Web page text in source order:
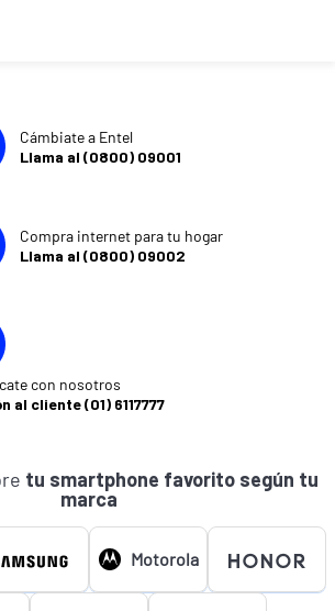
Cámbiate a Entel
Llama al (0800) 09001
Compra internet para tu hogar
Llama al (0800) 09002
con nosotros
al cliente (01) 6117777
tu smartphone favorito según tu
marca
Motorola